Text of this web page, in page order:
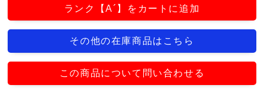
ランク【A´】をカートに追加
その他の在庫商品はこちら
この商品について問い合わせる